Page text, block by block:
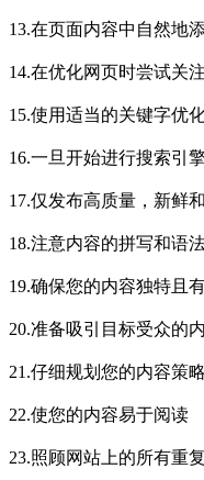
13.在页面内容中自然地
14.在优化网页时尝试关
15.使用适当的关键字优
16.一旦开始进行搜索引
17.仅发布高质量，新鲜
18.注意内容的拼写和语
19.确保您的内容独特且
20.准备吸引目标受众的
21.仔细规划您的内容策略
22.使您的内容易于阅读
23.照顾网站上的所有重